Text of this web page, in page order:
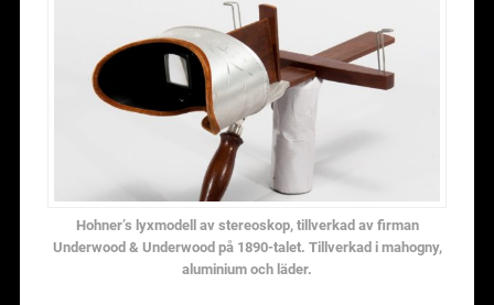
Hohner’s lyxmodell av stereoskop, tillverkad av firman
Underwood & Underwood på 1890-talet. Tillverkad i mahogny,
aluminium och läder.